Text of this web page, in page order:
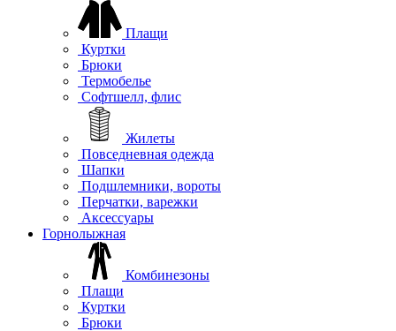
Плащи
Куртки
Брюки
Термобелье
Софтшелл, флис
Жилеты
Повседневная одежда
Шапки
Подшлемники, вороты
Перчатки, варежки
Аксессуары
Горнолыжная
Комбинезоны
Плащи
Куртки
Брюки